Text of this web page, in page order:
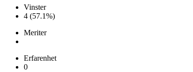
Vinster
4 (57.1%)
Meriter
Erfarenhet
0